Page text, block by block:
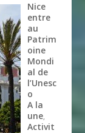
Nice
entre
au
Patrim
oine
Mondi
al de
l’Unesc
o
A la
une,
Activit